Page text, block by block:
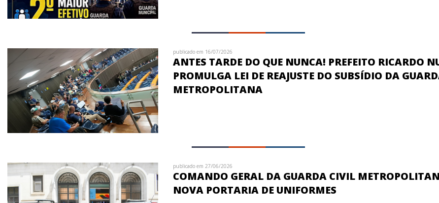
publicado em 16/07/2026
ANTES TARDE DO QUE NUNCA! PREFEITO RICARDO
PROMULGA LEI DE REAJUSTE DO SUBSÍDIO DA
METROPOLITANA
publicado em 27/06/2026
COMANDO GERAL DA GUARDA CIVIL
NOVA PORTARIA DE UNIFORMES